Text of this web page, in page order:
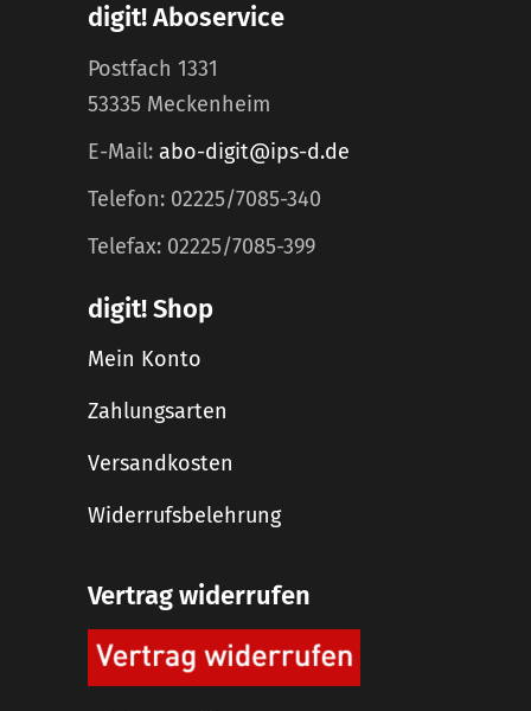
digit! Aboservice
Postfach 1331
53335 Meckenheim
E-Mail: abo-digit@ips-d.de
Telefon: 02225/7085-340
Telefax: 02225/7085-399
digit! Shop
Mein Konto
Zahlungsarten
Versandkosten
Widerrufsbelehrung
Vertrag widerrufen